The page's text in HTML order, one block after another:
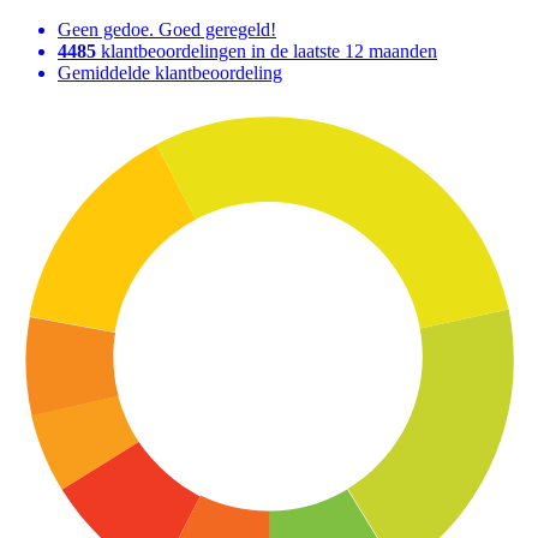
Geen gedoe. Goed geregeld!
4485 klantbeoordelingen in de laatste 12 maanden
Gemiddelde klantbeoordeling